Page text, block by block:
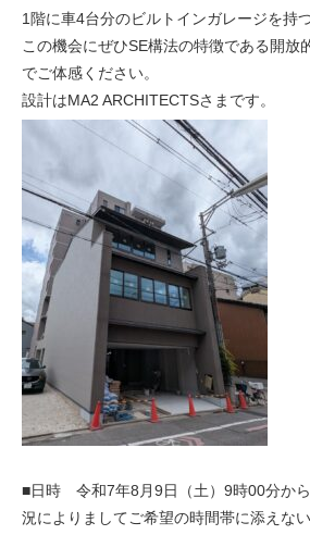
1階に車4台分のビルトインガレージを持
この機会にぜひSE構法の特徴である開放
でご体感ください。
設計はMA2 ARCHITECTSさまです。
■日時 令和7年8月9日（土）9時00分か
況によりましてご希望の時間帯に添えな